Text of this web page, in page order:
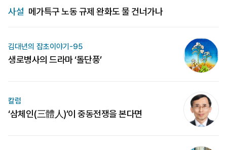
사설 메가특구 노동 규제 완화도 물 건너가나
김대년의 잡초이야기-95
생로병사의 드라마 ‘돌단풍’
칼럼
‘삼체인(三體人)’이 중동전쟁을 본다면